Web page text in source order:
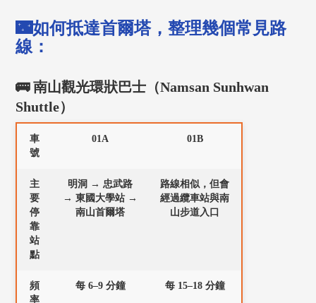
🌃如何抵達首爾塔，整理幾個常見路
線：
🚌 南山觀光環狀巴士（Namsan Sunhwan
Shuttle）
車
號
01A 01B
主
要
停
靠
站
點
明洞 → 忠武路
→ 東國大學站 →
南山首爾塔
路線相似，但會
經過纜車站與南
山步道入口
頻
率
每 6–9 分鐘 每 15–18 分鐘